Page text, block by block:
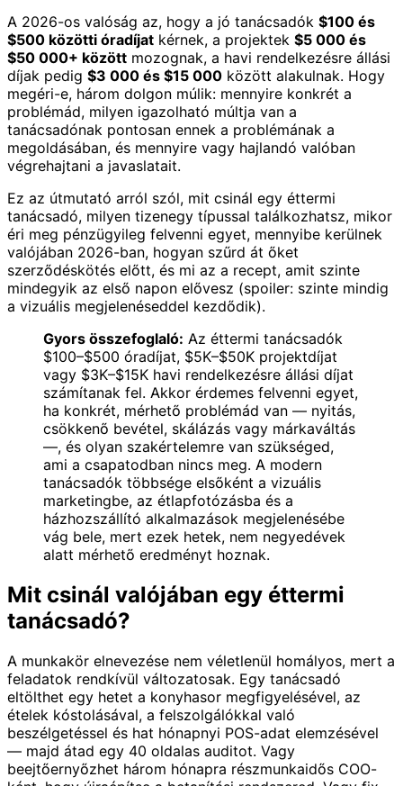
A 2026-os valóság az, hogy a jó tanácsadók $100 és
$500 közötti óradíjat kérnek, a projektek $5 000 és
$50 000+ között mozognak, a havi rendelkezésre állási
díjak pedig $3 000 és $15 000 között alakulnak. Hogy
megéri-e, három dolgon múlik: mennyire konkrét a
problémád, milyen igazolható múltja van a
tanácsadónak pontosan ennek a problémának a
megoldásában, és mennyire vagy hajlandó valóban
végrehajtani a javaslatait.
Ez az útmutató arról szól, mit csinál egy éttermi
tanácsadó, milyen tizenegy típussal találkozhatsz, mikor
éri meg pénzügyileg felvenni egyet, mennyibe kerülnek
valójában 2026-ban, hogyan szűrd át őket
szerződéskötés előtt, és mi az a recept, amit szinte
mindegyik az első napon elővesz (spoiler: szinte mindig
a vizuális megjelenéseddel kezdődik).
Gyors összefoglaló: Az éttermi tanácsadók
$100–$500 óradíjat, $5K–$50K projektdíjat
vagy $3K–$15K havi rendelkezésre állási díjat
számítanak fel. Akkor érdemes felvenni egyet,
ha konkrét, mérhető problémád van — nyitás,
csökkenő bevétel, skálázás vagy márkaváltás
—, és olyan szakértelemre van szükséged,
ami a csapatodban nincs meg. A modern
tanácsadók többsége elsőként a vizuális
marketingbe, az étlapfotózásba és a
házhozszállító alkalmazások megjelenésébe
vág bele, mert ezek hetek, nem negyedévek
alatt mérhető eredményt hoznak.
Mit csinál valójában egy éttermi
tanácsadó?
A munkakör elnevezése nem véletlenül homályos, mert a
feladatok rendkívül változatosak. Egy tanácsadó
eltölthet egy hetet a konyhasor megfigyelésével, az
ételek kóstolásával, a felszolgálókkal való
beszélgetéssel és hat hónapnyi POS-adat elemzésével
— majd átad egy 40 oldalas auditot. Vagy
beejtőernyőzhet három hónapra részmunkaidős COO-